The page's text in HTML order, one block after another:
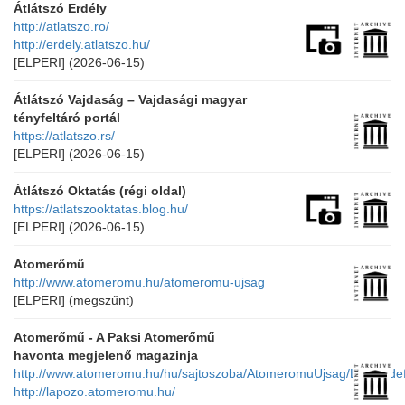
Átlátszó Erdély
http://atlatszo.ro/
http://erdely.atlatszo.hu/
[ELPERI] (2026-06-15)
Átlátszó Vajdaság – Vajdasági magyar
tényfeltáró portál
https://atlatszo.rs/
[ELPERI] (2026-06-15)
Átlátszó Oktatás (régi oldal)
https://atlatszooktatas.blog.hu/
[ELPERI] (2026-06-15)
Atomerőmű
http://www.atomeromu.hu/atomeromu-ujsag
[ELPERI] (megszűnt)
Atomerőmű - A Paksi Atomerőmű
havonta megjelenő magazinja
http://www.atomeromu.hu/hu/sajtoszoba/AtomeromuUjsag/Lapok/
http://lapozo.atomeromu.hu/